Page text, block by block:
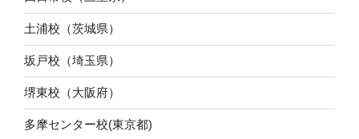
土浦校（茨城県）
坂戸校（埼玉県）
堺東校（大阪府）
多摩センター校(東京都)